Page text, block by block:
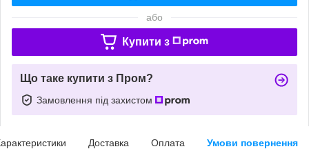
або
Купити з
Що таке купити з Пром?
Замовлення під захистом
Доставка Оплата Умови повернення